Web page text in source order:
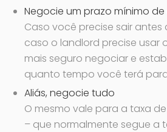
Negocie um prazo mínimo
Caso você precise sair
caso o landlord precise usar
mais seguro negociar e
quanto tempo você terá
Aliás, negocie tudo
O mesmo vale para a taxa
– que normalmente segue a